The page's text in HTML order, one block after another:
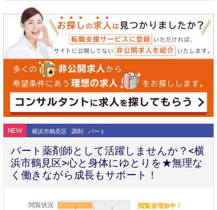
NEW 横浜市鶴見区 調剤 パート
パート薬剤師として活躍しませんか？<横
浜市鶴見区>心と身体にゆとりを★無理な
く働きながら成長もサポート！
閲覧状況 閲覧者増加中！